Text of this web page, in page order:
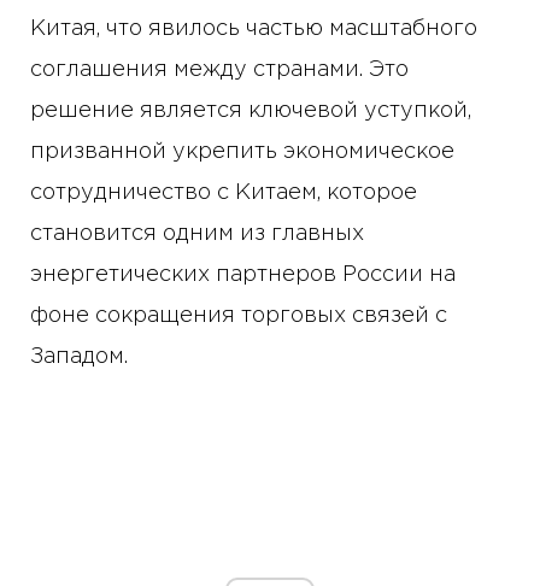
Китая, что явилось частью масштабного
соглашения между странами. Это
решение является ключевой уступкой,
призванной укрепить экономическое
сотрудничество с Китаем, которое
становится одним из главных
энергетических партнеров России на
фоне сокращения торговых связей с
Западом.